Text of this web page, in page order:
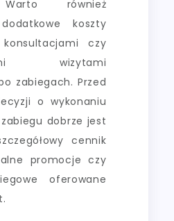
również
koszty
czy
wizytami
zabiegach. Przed
o wykonaniu
dobrze jest
cennik
promocje czy
oferowane